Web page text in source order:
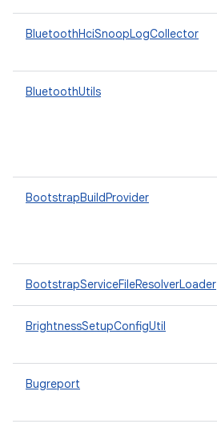
BluetoothHciSnoopLogCollector
BluetoothUtils
BootstrapBuildProvider
BootstrapServiceFileResolverLoader
BrightnessSetupConfigUtil
Bugreport